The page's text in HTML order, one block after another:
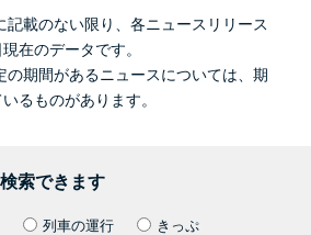
載のない限り、各ニュースリリース
在のデータです。
期間があるニュースについては、期
るものがあります。
索できます
列車の運行 きっぷ